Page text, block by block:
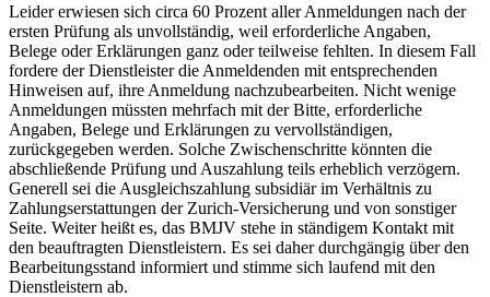
Leider erwiesen sich circa 60 Prozent aller Anmeldungen nach der
ersten Prüfung als unvollständig, weil erforderliche Angaben,
Belege oder Erklärungen ganz oder teilweise fehlten. In diesem Fall
fordere der Dienstleister die Anmeldenden mit entsprechenden
Hinweisen auf, ihre Anmeldung nachzubearbeiten. Nicht wenige
Anmeldungen müssten mehrfach mit der Bitte, erforderliche
Angaben, Belege und Erklärungen zu vervollständigen,
zurückgegeben werden. Solche Zwischenschritte könnten die
abschließende Prüfung und Auszahlung teils erheblich verzögern.
Generell sei die Ausgleichszahlung subsidiär im Verhältnis zu
Zahlungserstattungen der Zurich-Versicherung und von sonstiger
Seite. Weiter heißt es, das BMJV stehe in ständigem Kontakt mit
den beauftragten Dienstleistern. Es sei daher durchgängig über den
Bearbeitungsstand informiert und stimme sich laufend mit den
Dienstleistern ab.